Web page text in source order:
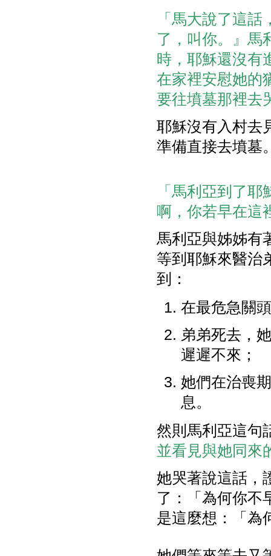
「馬大說了這
了，叫你。』馬
時，耶穌還沒有
在家裡安慰她的
要往墳墓那裡去
耶穌沒有入村去
準備直接去墳墓
「馬利亞到了
啊，你若早在這
馬利亞與姊姊有
等到耶穌來醫治
到：
在最危急關
弟弟死去，
遲遲不來；
她們在治喪
息。
然則馬利亞這句
並看見與她同來
她哭著說這話，
了：「為何你不
是這麼想：「為